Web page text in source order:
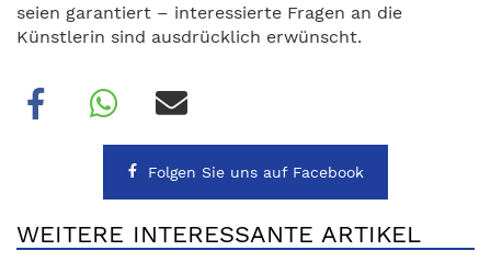
seien garantiert – interessierte Fragen an die
Künstlerin sind ausdrücklich erwünscht.
Folgen Sie uns auf Facebook
WEITERE INTERESSANTE ARTIKEL